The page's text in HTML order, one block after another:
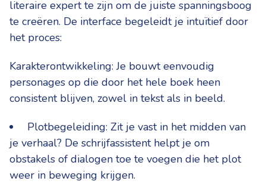
literaire expert te zijn om de juiste spanningsboog
te creëren. De interface begeleidt je intuïtief door
het proces:
Karakterontwikkeling: Je bouwt eenvoudig
personages op die door het hele boek heen
consistent blijven, zowel in tekst als in beeld.
Plotbegeleiding: Zit je vast in het midden van
je verhaal? De schrijfassistent helpt je om
obstakels of dialogen toe te voegen die het plot
weer in beweging krijgen.